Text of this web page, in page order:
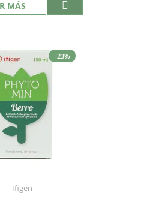
MÁS
-23%
Ifigen